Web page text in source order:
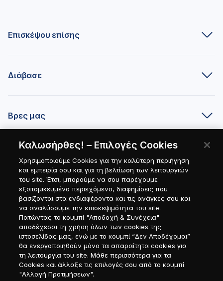
Επισκέψου επίσης
Διάβασε
Βρες μας
Είσαι συνεργάτης;
Καλωσήρθες! – Επιλογές Cookies
Χρησιμοποιούμε Cookies για την καλύτερη περιήγηση
και εμπειρία σου και για τη βελτίωση των λειτουργιών
του site. Έτσι, μπορούμε να σου παρέχουμε
εξατομικευμένο περιεχόμενο, διαφημίσεις που
βασίζονται στα ενδιαφέροντα και τις ανάγκες σου και
να αναλύσουμε την επισκεψιμότητα του site.
Πατώντας το κουμπί "Αποδοχή & Συνέχεια"
αποδέχεσαι τη χρήση όλων των cookies της
ιστοσελίδας μας, ενώ με το κουμπί “Δεν Αποδέχομαι”
θα ενεργοποιηθούν μόνο τα απαραίτητα cookies για
τη λειτουργία του site. Μάθε περισσότερα για τα
Cookies και άλλαξε τις επιλογές σου από το κουμπί
"Αλλαγή Προτιμήσεων".